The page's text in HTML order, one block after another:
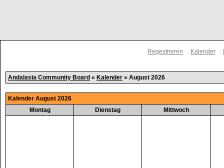
Regestrieren Kalender
Andalasia Community Board » Kalender » August 2026
Kalender August 2026
Montag
Dienstag Mittwoch